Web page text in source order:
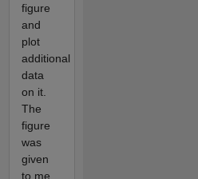
figure
and
plot
additional
data
on it.
The
figure
was
given
to me